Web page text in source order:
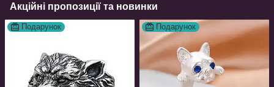
Акційні пропозиції та новинки
Подарунок Подарунок